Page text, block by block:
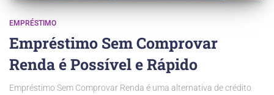
EMPRÉSTIMO
Empréstimo Sem Comprovar
Renda é Possível e Rápido
Empréstimo Sem Comprovar Renda é uma alternativa de crédito